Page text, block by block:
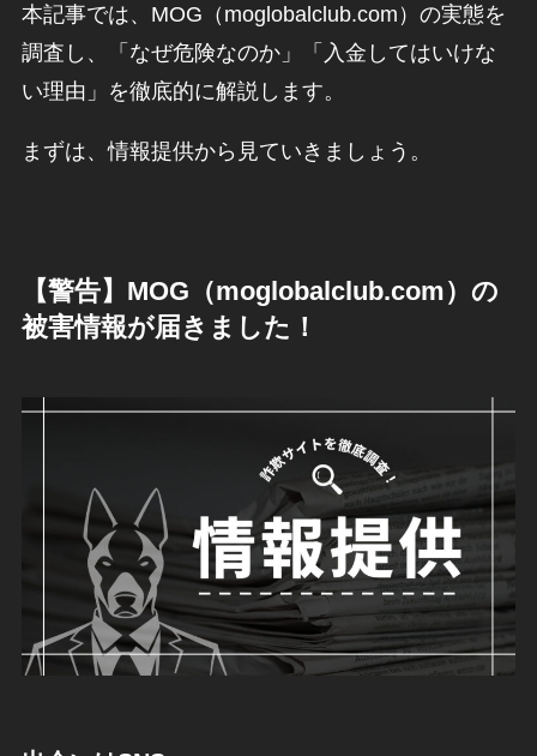
本記事では、MOG（moglobalclub.com）の実態を
調査し、「なぜ危険なのか」「入金してはいけな
い理由」を徹底的に解説します。
まずは、情報提供から見ていきましょう。
【警告】MOG（moglobalclub.com）の
被害情報が届きました！